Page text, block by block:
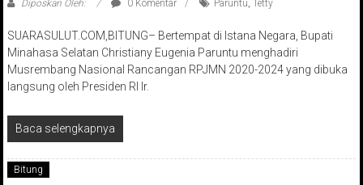
Diposkan Oleh: 0 Komentar Paruntu, Tetty
SUARASULUT.COM,BITUNG– Bertempat di Istana Negara, Bupati
Minahasa Selatan Christiany Eugenia Paruntu menghadiri
Musrembang Nasional Rancangan RPJMN 2020-2024 yang dibuka
langsung oleh Presiden RI Ir.
Baca selengkapnya
Bitung